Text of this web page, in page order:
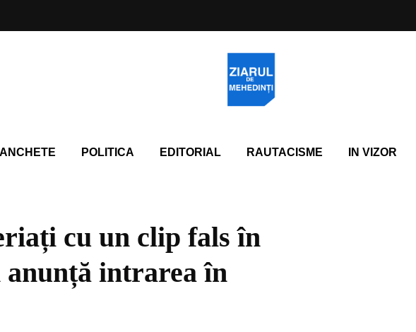
ANCHETE POLITICA EDITORIAL RAUTACISME IN VIZOR
cu un clip fals în
anunță intrarea în